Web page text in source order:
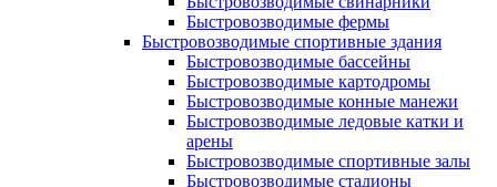
Быстровозводимые фермы
Быстровозводимые спортивные здания
Быстровозводимые бассейны
Быстровозводимые картодромы
Быстровозводимые конные манежи
Быстровозводимые ледовые катки и
арены
Быстровозводимые спортивные залы
Быстровозводимые стадионы